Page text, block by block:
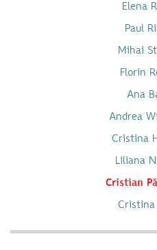
Elena
Paul
Mihai
Florin
Ana
Andrea
Cristina
Liliana
Cristian
Cristina